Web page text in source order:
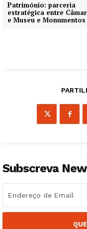
Património: parceria
estratégica entre
e Museu e Monumentos
Subscreva